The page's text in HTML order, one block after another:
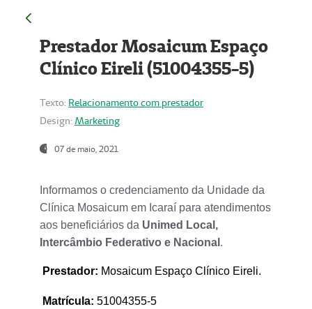
Prestador Mosaicum Espaço
Clínico Eireli (51004355-5)
Texto: Relacionamento com prestador
Design: Marketing
07 de maio, 2021
Informamos o credenciamento da Unidade da
Clínica Mosaicum em Icaraí para atendimentos
aos beneficiários da Unimed Local,
Intercâmbio Federativo e Nacional .
Prestador: Mosaicum Espaço Clínico Eireli.
Matrícula: 51004355-5